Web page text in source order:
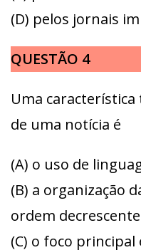
(D) pelos jornais
QUESTÃO 4
Uma
de uma notícia é
(A) o uso de
(B) a organização
ordem
(C) o foco principal